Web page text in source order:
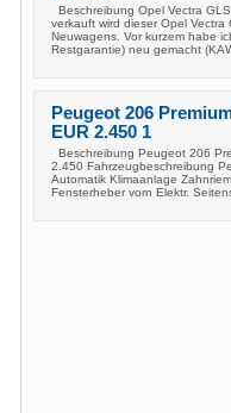
Beschreibung Opel Vectra
verkauft wird dieser Opel
Neuwagens. Vor kurzem habe
Restgarantie) neu gemacht
Peugeot 206
EUR 2.450 1
Beschreibung Peugeot 206
2.450 Fahrzeugbeschreibung
Automatik Klimaanlage
Fensterheber vorn Elektr.